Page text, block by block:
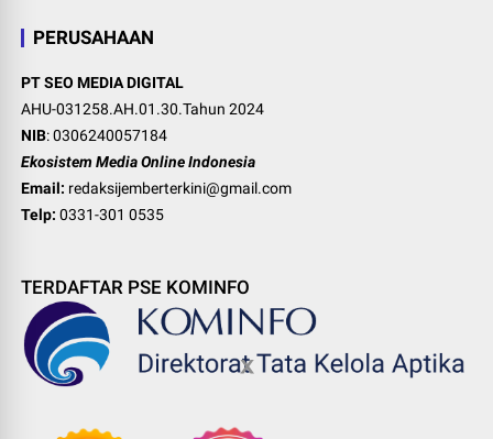
PERUSAHAAN
PT SEO MEDIA DIGITAL
AHU-031258.AH.01.30.Tahun 2024
NIB: 0306240057184
Ekosistem Media Online Indonesia
Email: redaksijemberterkini@gmail.com
Telp: 0331-301 0535
TERDAFTAR PSE KOMINFO